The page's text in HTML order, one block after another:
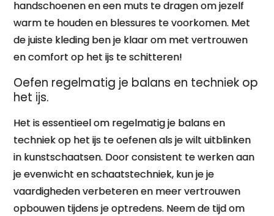
handschoenen en een muts te dragen om jezelf
warm te houden en blessures te voorkomen. Met
de juiste kleding ben je klaar om met vertrouwen
en comfort op het ijs te schitteren!
Oefen regelmatig je balans en techniek op
het ijs.
Het is essentieel om regelmatig je balans en
techniek op het ijs te oefenen als je wilt uitblinken
in kunstschaatsen. Door consistent te werken aan
je evenwicht en schaatstechniek, kun je je
vaardigheden verbeteren en meer vertrouwen
opbouwen tijdens je optredens. Neem de tijd om